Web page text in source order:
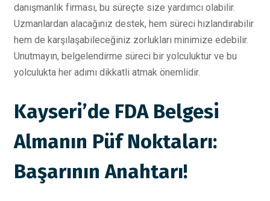
danışmanlık firması, bu süreçte size yardımcı olabilir.
Uzmanlardan alacağınız destek, hem süreci hızlandırabilir
hem de karşılaşabileceğiniz zorlukları minimize edebilir.
Unutmayın, belgelendirme süreci bir yolculuktur ve bu
yolculukta her adımı dikkatli atmak önemlidir.
Kayseri’de FDA Belgesi
Almanın Püf Noktaları:
Başarının Anahtarı!